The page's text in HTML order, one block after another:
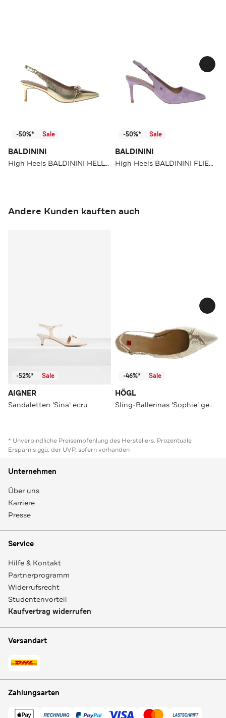
-50%* Sale
BALDININI
High Heels BALDININI HELLGOLD
-50%* Sale
BALDININI
High Heels BALDININI FLIEDER
Andere Kunden kauften auch
-52%* Sale
AIGNER
Sandaletten 'Sina' ecru
-46%* Sale
HÖGL
Sling-Ballerinas 'Sophie' gemustert
* Unverbindliche Preisempfehlung des Herstellers. Prozentuale
Ersparnis ggü. der UVP, sofern vorhanden
Unternehmen
Über uns
Karriere
Presse
Service
Hilfe & Kontakt
Partnerprogramm
Widerrufsrecht
Studentenvorteil
Kaufvertrag widerrufen
Versandart
Zahlungsarten